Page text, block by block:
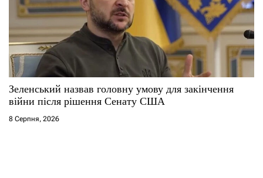
Зеленський назвав головну умову для закінчення
війни після рішення Сенату США
8 Серпня, 2026